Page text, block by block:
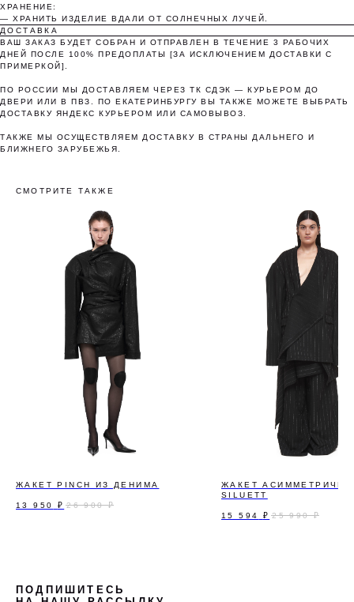
ХРАНЕНИЕ:
— ХРАНИТЬ ИЗДЕЛИЕ ВДАЛИ ОТ СОЛНЕЧНЫХ ЛУЧЕЙ.
ДОСТАВКА
ВАШ ЗАКАЗ БУДЕТ СОБРАН И ОТПРАВЛЕН В ТЕЧЕНИЕ 3 РАБОЧИХ
ДНЕЙ ПОСЛЕ 100% ПРЕДОПЛАТЫ [ЗА ИСКЛЮЧЕНИЕМ ДОСТАВКИ С
ПРИМЕРКОЙ].
ПО РОССИИ МЫ ДОСТАВЛЯЕМ ЧЕРЕЗ ТК СДЭК — КУРЬЕРОМ ДО
ДВЕРИ ИЛИ В ПВЗ. ПО ЕКАТЕРИНБУРГУ ВЫ ТАКЖЕ МОЖЕТЕ ВЫБРАТЬ
ДОСТАВКУ ЯНДЕКС КУРЬЕРОМ ИЛИ САМОВЫВОЗ.
ТАКЖЕ МЫ ОСУЩЕСТВЛЯЕМ ДОСТАВКУ В СТРАНЫ ДАЛЬНЕГО И
БЛИЖНЕГО ЗАРУБЕЖЬЯ.
СМОТРИТЕ ТАКЖЕ
ЖАКЕТ PINCH ИЗ ДЕНИМА
13 950 ₽ 26 900 ₽
ЖАКЕТ
SILUETT
15 594 ₽ 25 990 ₽
ПОДПИШИТЕСЬ